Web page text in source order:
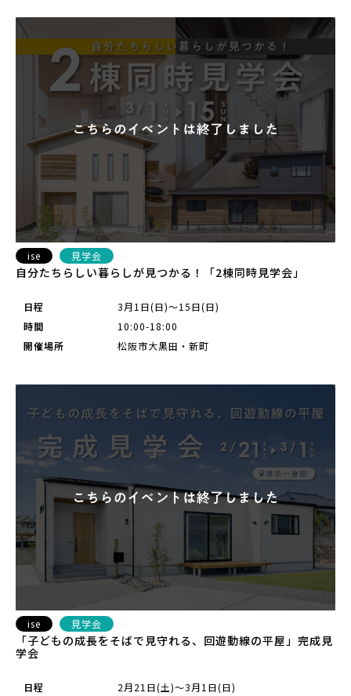
ise 見学会
自分たちらしい暮らしが見つかる！「2棟同時見学会」
日程
3月1日(日)～15日(日)
時間
10:00-18:00
開催場所
松阪市大黒田・新町
ise 見学会
「子どもの成長をそばで見守れる、回遊動線の平屋」完成見
学会
日程
2月21日(土)～3月1日(日)